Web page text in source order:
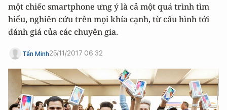
một chiếc smartphone ưng ý là cả một quá trình tìm
hiểu, nghiên cứu trên mọi khía cạnh, từ cấu hình tới
đánh giá của các chuyên gia.
Tấn Minh25/11/2017 06:32